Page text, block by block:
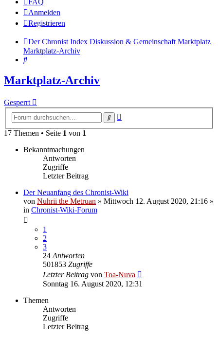
FAQ
Anmelden
Registrieren
Der Chronist Index Diskussion & Gemeinschaft Marktplatz
Marktplatz-Archiv
Suche
Marktplatz-Archiv
Gesperrt
Suche
17 Themen • Seite 1 von 1
Bekanntmachungen
Antworten
Zugriffe
Letzter Beitrag
Der Neuanfang des Chronist-Wiki
von Nuhrii the Metruan » Mittwoch 12. August 2020, 21:16 »
in Chronist-Wiki-Forum
1
2
3
24 Antworten
501853 Zugriffe
Letzter Beitrag von Toa-Nuva
Sonntag 16. August 2020, 12:31
Themen
Antworten
Zugriffe
Letzter Beitrag